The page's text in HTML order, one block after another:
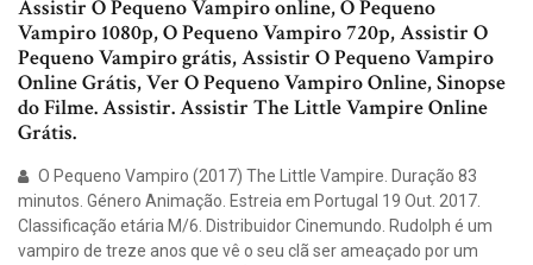
Assistir O Pequeno Vampiro online, O Pequeno
Vampiro 1080p, O Pequeno Vampiro 720p, Assistir O
Pequeno Vampiro grátis, Assistir O Pequeno Vampiro
Online Grátis, Ver O Pequeno Vampiro Online, Sinopse
do Filme. Assistir. Assistir The Little Vampire Online
Grátis.
O Pequeno Vampiro (2017) The Little Vampire. Duração 83
minutos. Género Animação. Estreia em Portugal 19 Out. 2017.
Classificação etária M/6. Distribuidor Cinemundo. Rudolph é um
vampiro de treze anos que vê o seu clã ser ameaçado por um